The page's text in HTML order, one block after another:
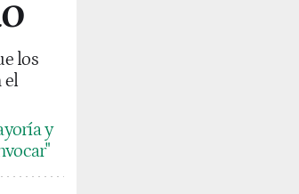
los
el
y